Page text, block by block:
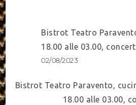
Post
Navigation
Bistrot Teatro
18.00 alle 03.00,
02/08/2023
Bistrot Teatro Paravento,
18.00 alle 03.00,